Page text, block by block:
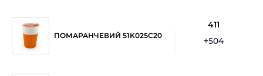
ПОМАРАНЧЕВИЙ 51K025C20
411
+504